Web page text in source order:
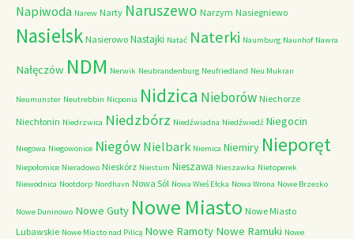
Napiwoda Narew Narty Naruszewo Narzym Nasiegniewo
Nasielsk Nasierowo Nastajki Natać Naterki Naumburg Naunhof Nawra
Nałęczów NDM Nerwik Neubrandenburg Neufriedland Neu Mukran
Neumunster Neutrebbin Nicponia Nidzica Nieborów Niechorze
Niechłonin Niedrzwica Niedzbórz Niedźwiadna Niedźwiedź Niegocin
Niegowa Niegowonice Niegów Nielbark Niemica Niemiry Nieporęt
Niepołomice Nieradowo Nieskórz Niestum Nieszawa Nieszawka Nietoperek
Niewodnica Nootdorp Nordhavn Nowa Sól Nowa Wieś Ełcka Nowa Wrona Nowe Brzesko
Nowe Duninowo Nowe Guty Nowe Miasto Nowe Miasto
Lubawskie Nowe Miasto nad Pilicą Nowe Ramoty Nowe Ramuki Nowe